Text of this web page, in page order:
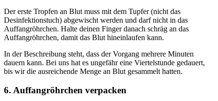
Der erste Tropfen an Blut muss mit dem Tupfer (nicht das
Desinfektionstuch) abgewischt werden und darf nicht in das
Auffangröhrchen. Halte deinen Finger danach schräg an das
Auffangröhrchen, damit das Blut hineinlaufen kann.
In der Beschreibung steht, dass der Vorgang mehrere Minuten
dauern kann. Bei uns hat es ungefähr eine Viertelstunde gedauert,
bis wir die ausreichende Menge an Blut gesammelt hatten.
6. Auffangröhrchen verpacken